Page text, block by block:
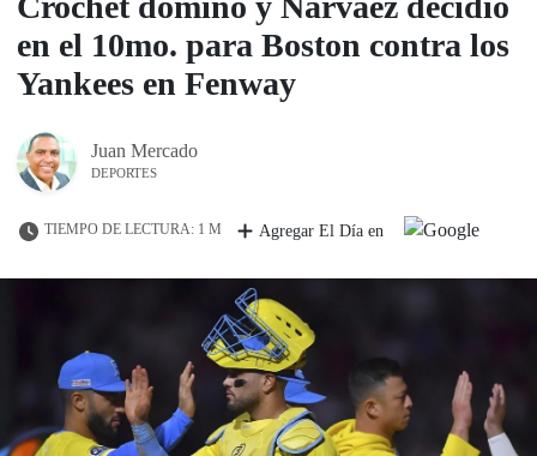
en el 10mo. para Boston contra los
Yankees en Fenway
Juan Mercado
DEPORTES
TIEMPO DE LECTURA: 1 M Agregar El Día en